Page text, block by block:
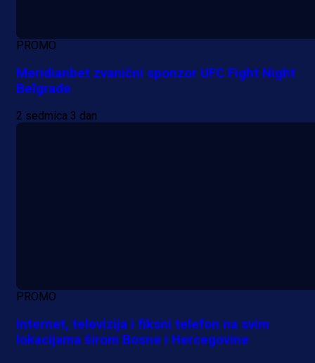
PROMO
Meridianbet zvanični sponzor UFC Fight Night
Belgrade
2 sedmica 3 dan
PROMO
Internet, televizija i fiksni telefon na svim
lokacijama širom Bosne i Hercegovine